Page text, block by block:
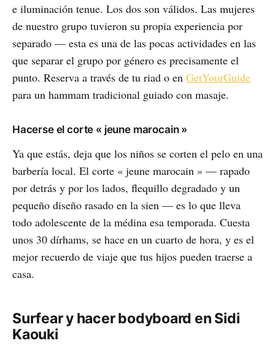
e iluminación tenue. Los dos son válidos. Las mujeres
de nuestro grupo tuvieron su propia experiencia por
separado — esta es una de las pocas actividades en las
que separar el grupo por género es precisamente el
punto. Reserva a través de tu riad o en GetYourGuide
para un hammam tradicional guiado con masaje.
Hacerse el corte « jeune marocain »
Ya que estás, deja que los niños se corten el pelo en una
barbería local. El corte « jeune marocain » — rapado
por detrás y por los lados, flequillo degradado y un
pequeño diseño rasado en la sien — es lo que lleva
todo adolescente de la médina esa temporada. Cuesta
unos 30 dírhams, se hace en un cuarto de hora, y es el
mejor recuerdo de viaje que tus hijos pueden traerse a
casa.
Surfear y hacer bodyboard en Sidi
Kaouki